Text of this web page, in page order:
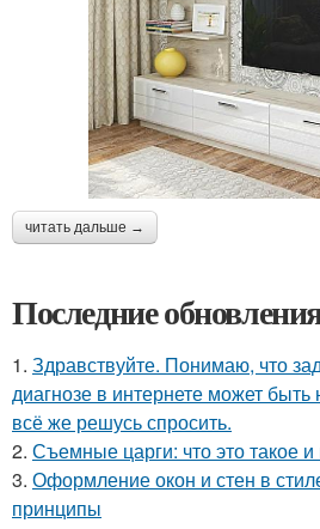
читать дальше →
Последние
1. Здравствуйте. Понимаю, что
диагнозе в интернете может
всё же решусь спросить.
2. Съемные царги: что это такое
3. Оформление окон и стен в
принципы